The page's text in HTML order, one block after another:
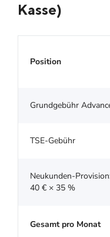
Kasse)
Position
Grundgebühr
TSE-Gebühr
Neukunden-
40 € × 35 %
Gesamt pro Monat